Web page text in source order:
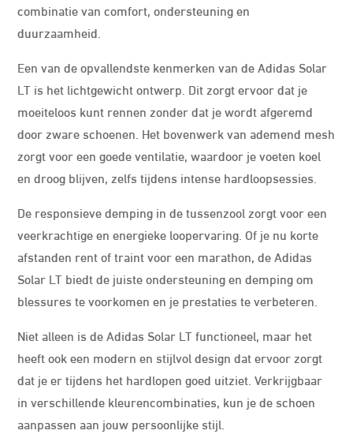
combinatie van comfort, ondersteuning en
duurzaamheid.
Een van de opvallendste kenmerken van de Adidas Solar
LT is het lichtgewicht ontwerp. Dit zorgt ervoor dat je
moeiteloos kunt rennen zonder dat je wordt afgeremd
door zware schoenen. Het bovenwerk van ademend mesh
zorgt voor een goede ventilatie, waardoor je voeten koel
en droog blijven, zelfs tijdens intense hardloopsessies.
De responsieve demping in de tussenzool zorgt voor een
veerkrachtige en energieke loopervaring. Of je nu korte
afstanden rent of traint voor een marathon, de Adidas
Solar LT biedt de juiste ondersteuning en demping om
blessures te voorkomen en je prestaties te verbeteren.
Niet alleen is de Adidas Solar LT functioneel, maar het
heeft ook een modern en stijlvol design dat ervoor zorgt
dat je er tijdens het hardlopen goed uitziet. Verkrijgbaar
in verschillende kleurencombinaties, kun je de schoen
aanpassen aan jouw persoonlijke stijl.